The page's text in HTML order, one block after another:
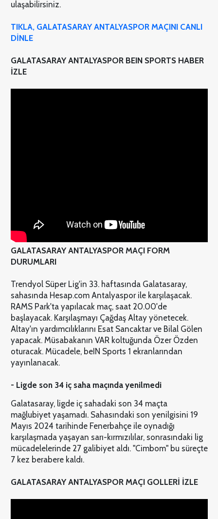
ulaşabilirsiniz.
TIKLA, GALATASARAY ANTALYASPOR MAÇINI CANLI
DİNLE
GALATASARAY ANTALYASPOR BEIN SPORTS HABER
İZLE
GALATASARAY ANTALYASPOR MAÇI FORM
DURUMLARI
Trendyol Süper Lig'in 33. haftasında Galatasaray,
sahasında Hesap.com Antalyaspor ile karşılaşacak.
RAMS Park'ta yapılacak maç, saat 20.00'de
başlayacak. Karşılaşmayı Çağdaş Altay yönetecek.
Altay'ın yardımcılıklarını Esat Sancaktar ve Bilal Gölen
yapacak. Müsabakanın VAR koltuğunda Özer Özden
oturacak. Mücadele, beIN Sports 1 ekranlarından
yayınlanacak.
- Ligde son 34 iç saha maçında yenilmedi
Galatasaray, ligde iç sahadaki son 34 maçta
mağlubiyet yaşamadı. Sahasındaki son yenilgisini 19
Mayıs 2024 tarihinde Fenerbahçe ile oynadığı
karşılaşmada yaşayan sarı-kırmızılılar, sonrasındaki lig
mücadelelerinde 27 galibiyet aldı. "Cimbom" bu süreçte
7 kez berabere kaldı.
GALATASARAY ANTALYASPOR MAÇI GOLLERİ İZLE